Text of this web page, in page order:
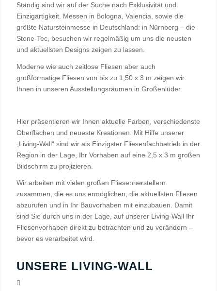
Ständig sind wir auf der Suche nach Exklusivität und
Einzigartigkeit. Messen in Bologna, Valencia, sowie die
größte Natursteinmesse in Deutschland: in Nürnberg – die
Stone-Tec, besuchen wir regelmäßig um uns die neusten
und aktuellsten Designs zeigen zu lassen.
Moderne wie auch zeitlose Fliesen aber auch
großformatige Fliesen von bis zu 1,50 x 3 m zeigen wir
Ihnen in unseren Ausstellungsräumen in Großenlüder.
Hier präsentieren wir Ihnen aktuelle Farben, verschiedenste
Oberflächen und neueste Kreationen. Mit Hilfe unserer
„Living-Wall“ sind wir als Einzigster Fliesenfachbetrieb in der
Region in der Lage, Ihr Vorhaben auf eine 2,5 x 3 m großen
Bildschirm zu projizieren.
Wir arbeiten mit vielen großen Fliesenherstellern
zusammen, die es uns ermöglichen, die aktuellsten Fliesen
abzurufen und in Ihr Bauvorhaben mit einzubauen. Damit
sind Sie durch uns in der Lage, auf unserer Living-Wall Ihr
Fliesenvorhaben direkt zu betrachten und zu verändern –
bevor es verarbeitet wird.
UNSERE LIVING-WALL